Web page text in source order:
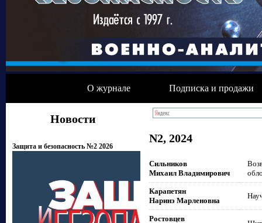
О журнале Подписка и продажи
Новости
Защита и безопасность №2 2026
N2, 2024
Сильников
Михаил Владимирович
Карапетян
Наринэ Марленовна
Ростовцев